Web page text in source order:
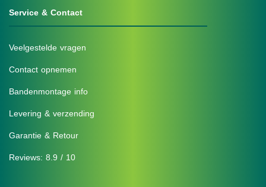
Service & Contact
Veelgestelde vragen
Contact opnemen
Bandenmontage info
Levering & verzending
Garantie & Retour
Reviews: 8.9 / 10